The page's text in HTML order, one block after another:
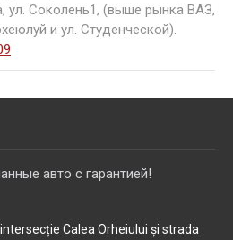
ул. Соколень1, (выше рынка ВАЗ,
и ул. Студенческой).
авто с гарантией!
Calea Orheiului și strada